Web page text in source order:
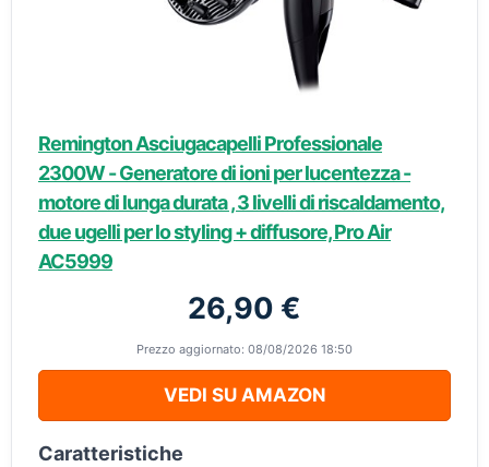
Remington Asciugacapelli Professionale
2300W - Generatore di ioni per lucentezza -
motore di lunga durata , 3 livelli di riscaldamento,
due ugelli per lo styling + diffusore, Pro Air
AC5999
26,90 €
Prezzo aggiornato: 08/08/2026 18:50
VEDI SU AMAZON
Caratteristiche